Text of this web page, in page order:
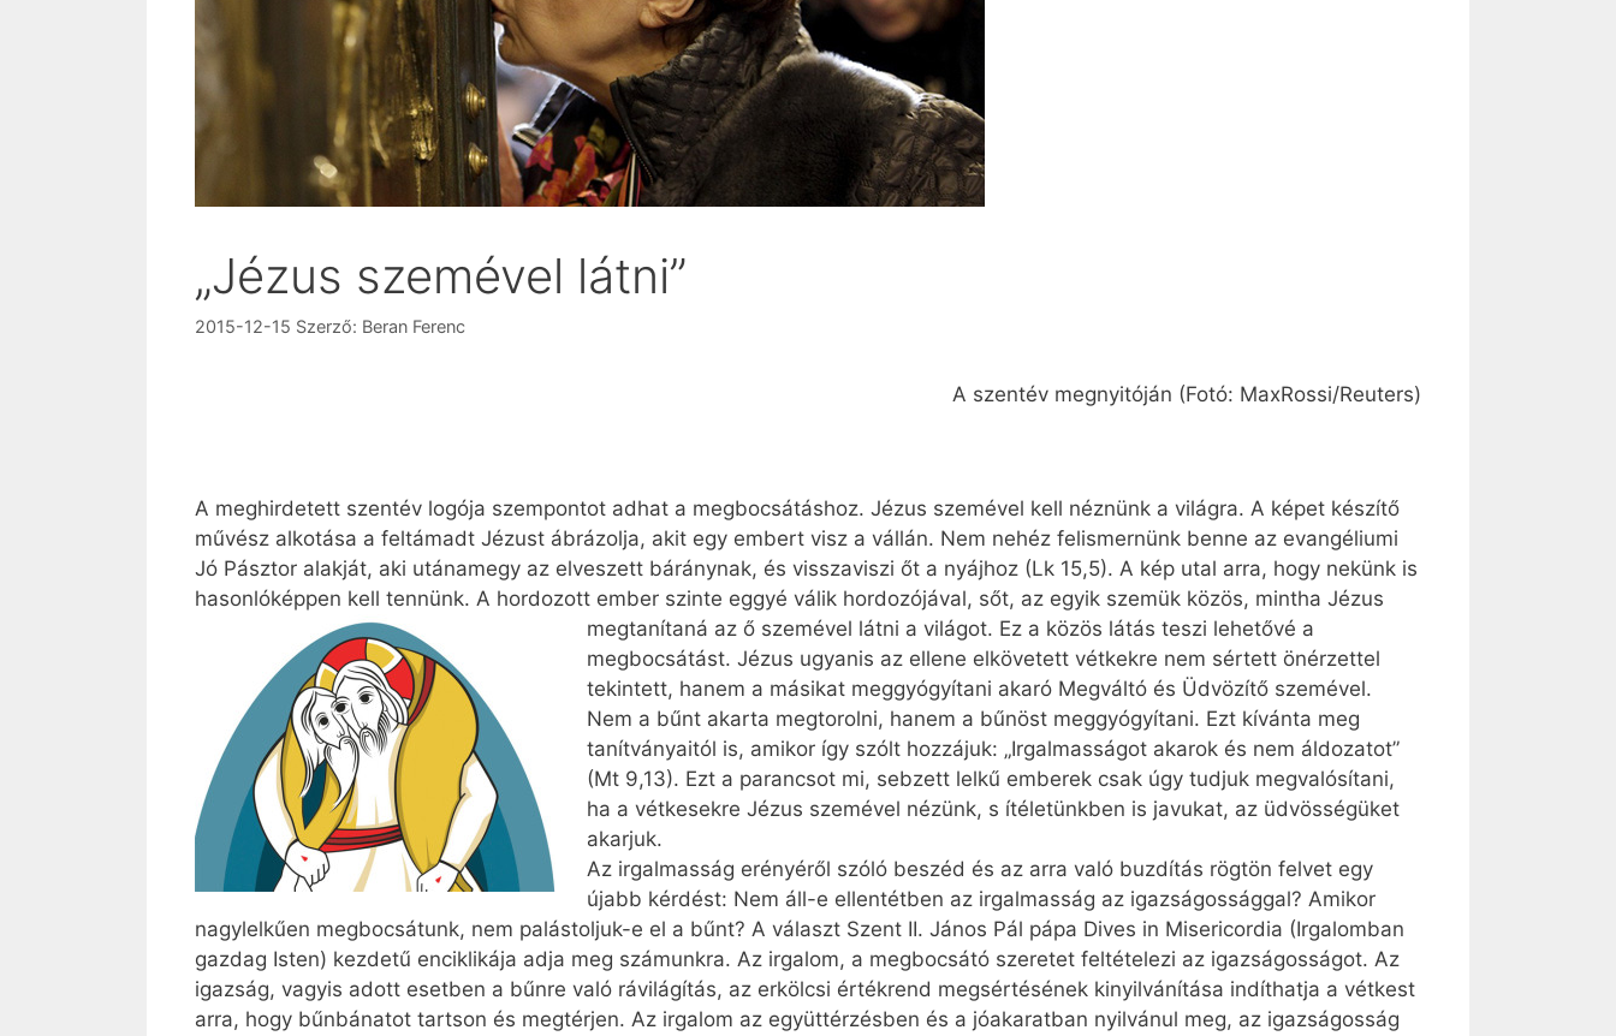
„Jézus szemével látni”
2015-12-15 Szerző: Beran Ferenc
A szentév megnyitóján (Fotó: MaxRossi/Reuters)
A meghirdetett szentév logója szempontot adhat a megbocsátáshoz. Jézus szemével kell néznünk a világra. A képet készítő
művész alkotása a feltámadt Jézust ábrázolja, akit egy embert visz a vállán. Nem nehéz felismernünk benne az evangéliumi
Jó Pásztor alakját, aki utánamegy az elveszett báránynak, és visszaviszi őt a nyájhoz (Lk 15,5). A kép utal arra, hogy nekünk is
hasonlóképpen kell tennünk. A hordozott ember szinte eggyé válik hordozójával, sőt, az egyik szemük közös, mintha Jézus
megtanítaná az ő szemével látni a világot. Ez a közös látás teszi lehetővé a
megbocsátást. Jézus ugyanis az ellene elkövetett vétkekre nem sértett önérzettel
tekintett, hanem a másikat meggyógyítani akaró Megváltó és Üdvözítő szemével.
Nem a bűnt akarta megtorolni, hanem a bűnöst meggyógyítani. Ezt kívánta meg
tanítványaitól is, amikor így szólt hozzájuk: „Irgalmasságot akarok és nem áldozatot”
(Mt 9,13). Ezt a parancsot mi, sebzett lelkű emberek csak úgy tudjuk megvalósítani,
ha a vétkesekre Jézus szemével nézünk, s ítéletünkben is javukat, az üdvösségüket
akarjuk.
Az irgalmasság erényéről szóló beszéd és az arra való buzdítás rögtön felvet egy
újabb kérdést: Nem áll-e ellentétben az irgalmasság az igazságossággal? Amikor
nagylelkűen megbocsátunk, nem palástoljuk-e el a bűnt? A választ Szent II. János Pál pápa Dives in Misericordia (Irgalomban
gazdag Isten) kezdetű enciklikája adja meg számunkra. Az irgalom, a megbocsátó szeretet feltételezi az igazságosságot. Az
igaz­ság, vagyis adott esetben a bűnre való rávilágítás, az erkölcsi értékrend megsértésének kinyilvánítása indíthatja a vétkest
arra, hogy bűnbánatot tartson és megtérjen. Az irgalom az együttérzésben és a jóakaratban nyilvánul meg, az igazságosság